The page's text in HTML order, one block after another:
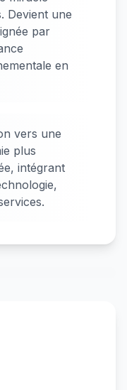
Devient une
par
en
vers une
plus
intégrant